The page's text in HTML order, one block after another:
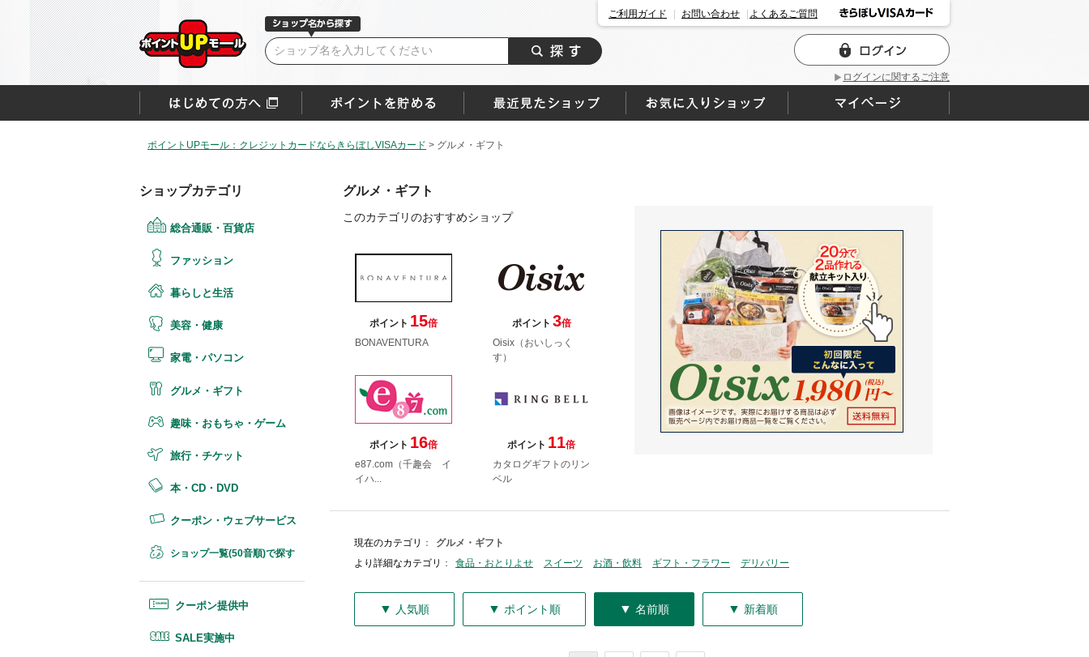
ログインに関するご注意
ご利用ガイド お問い合わせ よくあるご質問
ポイントUPモール：クレジットカードならきらぼしVISAカード > グルメ・ギフト
ショップカテゴリ
総合通販・百貨店
ファッション
暮らしと生活
美容・健康
家電・パソコン
グルメ・ギフト
趣味・おもちゃ・ゲーム
旅行・チケット
本・CD・DVD
クーポン・ウェブサービス
ショップ一覧(50音順)で探す
クーポン提供中
SALE実施中
グルメ・ギフト
このカテゴリのおすすめショップ
ポイント 15倍
BONAVENTURA
ポイント 3倍
Oisix（おいしっく
す）
ポイント 16倍
e87.com（千趣会 イ
イハ...
ポイント 11倍
カタログギフトのリン
ベル
現在のカテゴリ ：
グルメ・ギフト
より詳細なカテゴリ ： 食品・おとりよせ スイーツ お酒・飲料 ギフト・フラワー デリバリー
▼ 人気順 ▼ ポイント順 ▼ 名前順 ▼ 新着順